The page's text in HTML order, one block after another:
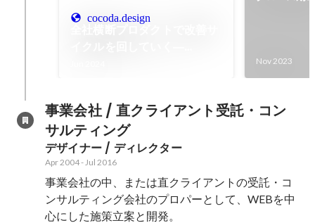
cocoda.design
Nov 2023
事業会社 / 直クライアント受託・コン
サルティング
デザイナー / ディレクター
Apr 2004-Jul 2016
事業会社の中、または直クライアントの受託・コ
ンサルティング会社のプロパーとして、WEBを中
心にした施策立案と開発。